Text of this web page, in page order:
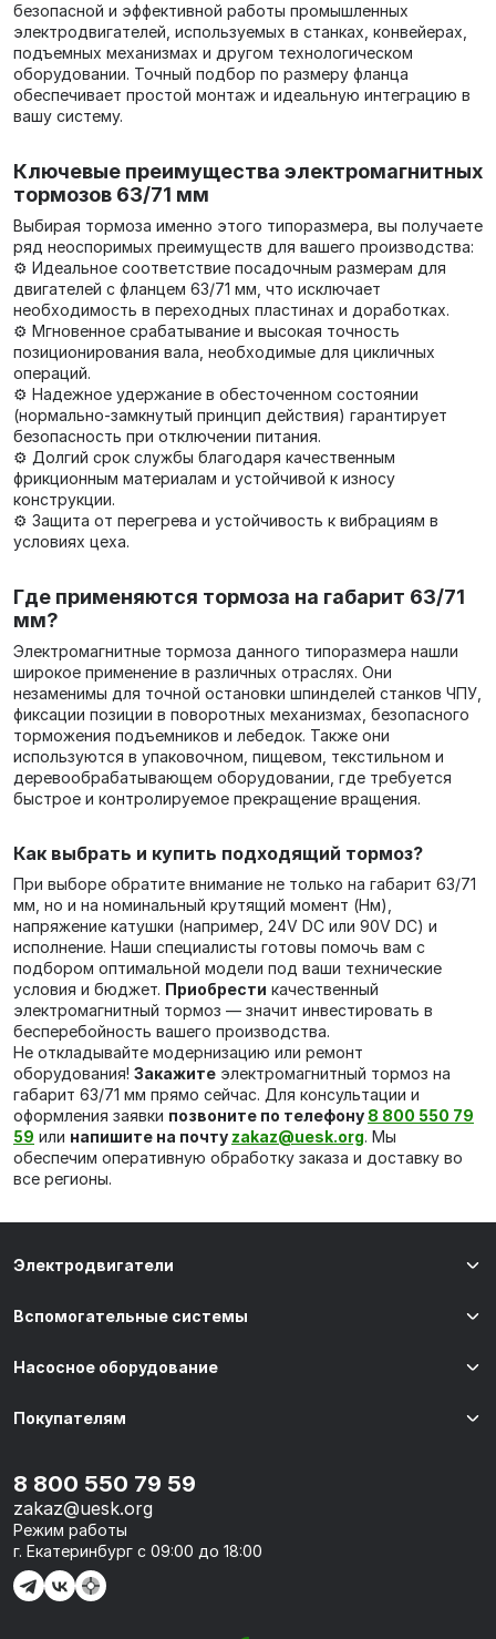
безопасной и эффективной работы промышленных
электродвигателей, используемых в станках, конвейерах,
подъемных механизмах и другом технологическом
оборудовании. Точный подбор по размеру фланца
обеспечивает простой монтаж и идеальную интеграцию в
вашу систему.
Ключевые преимущества электромагнитных
тормозов 63/71 мм
Выбирая тормоза именно этого типоразмера, вы получаете
ряд неоспоримых преимуществ для вашего производства:
⚙️ Идеальное соответствие посадочным размерам для
двигателей с фланцем 63/71 мм, что исключает
необходимость в переходных пластинах и доработках.
⚙️ Мгновенное срабатывание и высокая точность
позиционирования вала, необходимые для цикличных
операций.
⚙️ Надежное удержание в обесточенном состоянии
(нормально-замкнутый принцип действия) гарантирует
безопасность при отключении питания.
⚙️ Долгий срок службы благодаря качественным
фрикционным материалам и устойчивой к износу
конструкции.
⚙️ Защита от перегрева и устойчивость к вибрациям в
условиях цеха.
Где применяются тормоза на габарит 63/71
мм?
Электромагнитные тормоза данного типоразмера нашли
широкое применение в различных отраслях. Они
незаменимы для точной остановки шпинделей станков ЧПУ,
фиксации позиции в поворотных механизмах, безопасного
торможения подъемников и лебедок. Также они
используются в упаковочном, пищевом, текстильном и
деревообрабатывающем оборудовании, где требуется
быстрое и контролируемое прекращение вращения.
Как выбрать и купить подходящий тормоз?
При выборе обратите внимание не только на габарит 63/71
мм, но и на номинальный крутящий момент (Нм),
напряжение катушки (например, 24V DC или 90V DC) и
исполнение. Наши специалисты готовы помочь вам с
подбором оптимальной модели под ваши технические
условия и бюджет. Приобрести качественный
электромагнитный тормоз — значит инвестировать в
бесперебойность вашего производства.
Не откладывайте модернизацию или ремонт
оборудования! Закажите электромагнитный тормоз на
габарит 63/71 мм прямо сейчас. Для консультации и
оформления заявки позвоните по телефону 8 800 550 79
59 или напишите на почту zakaz@uesk.org. Мы
обеспечим оперативную обработку заказа и доставку во
все регионы.
Электродвигатели
Вспомогательные системы
Насосное оборудование
Покупателям
8 800 550 79 59
zakaz@uesk.org
Режим работы
г. Екатеринбург с 09:00 до 18:00